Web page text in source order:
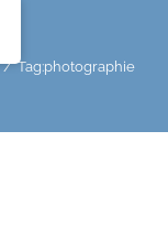
Tag:photographie